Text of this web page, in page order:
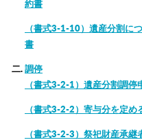
約書
（書式3-1-10）遺産分割に
書
調停
（書式3-2-1）遺産分割調停
（書式3-2-2）寄与分を定め
（書式3-2-3）祭祀財産承継